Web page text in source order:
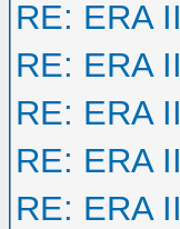
RE: ERA II
RE: ERA II
RE: ERA II
RE: ERA II
RE: ERA II